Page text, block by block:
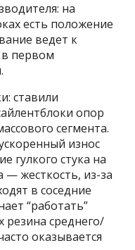
на
есть положение
ведет к
первом
ставили
опор
сегмента.
износ
гулкого стука на
— жесткость, из-за
в соседние
“работать”
резина среднего/
оказывается